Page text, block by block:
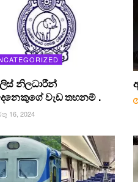
නිලධාරීන්
වැඩ තහනම් .
16, 2024